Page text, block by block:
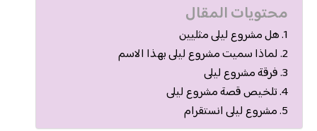
محتويات المقال
هل مشروع ليلى مثليين
لماذا سميت مشروع ليلى بهذا الاسم
فرقة مشروع ليلى
تلخيص قصة مشروع ليلى
مشروع ليلى انستقرام